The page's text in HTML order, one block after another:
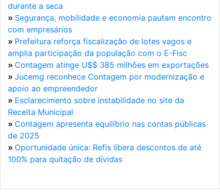
durante a seca
» Segurança, mobilidade e economia pautam encontro
com empresários
» Prefeitura reforça fiscalização de lotes vagos e
amplia participação da população com o E-Fisc
» Contagem atinge U$$ 385 milhões em exportações
» Jucemg reconhece Contagem por modernização e
apoio ao empreendedor
» Esclarecimento sobre instabilidade no site da
Receita Municipal
» Contagem apresenta equilíbrio nas contas públicas
de 2025
» Oportunidade única: Refis libera descontos de até
100% para quitação de dívidas